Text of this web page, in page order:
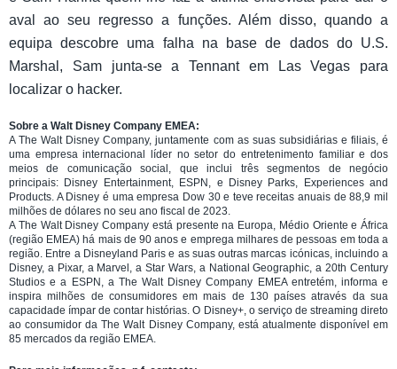
aval ao seu regresso a funções. Além disso, quando a
equipa descobre uma falha na base de dados do U.S.
Marshal, Sam junta-se a Tennant em Las Vegas para
localizar o hacker.
Sobre a Walt Disney Company EMEA:
A The Walt Disney Company, juntamente com as suas subsidiárias e filiais, é
uma empresa internacional líder no setor do entretenimento familiar e dos
meios de comunicação social, que inclui três segmentos de negócio
principais: Disney Entertainment, ESPN, e Disney Parks, Experiences and
Products. A Disney é uma empresa Dow 30 e teve receitas anuais de 88,9 mil
milhões de dólares no seu ano fiscal de 2023.
A The Walt Disney Company está presente na Europa, Médio Oriente e África
(região EMEA) há mais de 90 anos e emprega milhares de pessoas em toda a
região. Entre a Disneyland Paris e as suas outras marcas icónicas, incluindo a
Disney, a Pixar, a Marvel, a Star Wars, a National Geographic, a 20th Century
Studios e a ESPN, a The Walt Disney Company EMEA entretém, informa e
inspira milhões de consumidores em mais de 130 países através da sua
capacidade ímpar de contar histórias. O Disney+, o serviço de streaming direto
ao consumidor da The Walt Disney Company, está atualmente disponível em
85 mercados da região EMEA.